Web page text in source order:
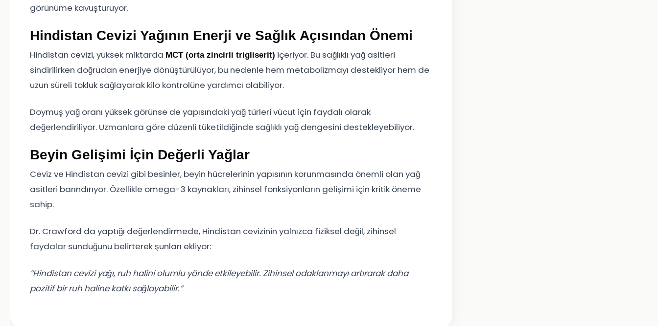
görünüme kavuşturuyor.
Hindistan Cevizi Yağının Enerji ve Sağlık Açısından Önemi
Hindistan cevizi, yüksek miktarda MCT (orta zincirli trigliserit) içeriyor. Bu sağlıklı yağ asitleri
sindirilirken doğrudan enerjiye dönüştürülüyor, bu nedenle hem metabolizmayı destekliyor hem de
uzun süreli tokluk sağlayarak kilo kontrolüne yardımcı olabiliyor.
Doymuş yağ oranı yüksek görünse de yapısındaki yağ türleri vücut için faydalı olarak
değerlendiriliyor. Uzmanlara göre düzenli tüketildiğinde sağlıklı yağ dengesini destekleyebiliyor.
Beyin Gelişimi İçin Değerli Yağlar
Ceviz ve Hindistan cevizi gibi besinler, beyin hücrelerinin yapısının korunmasında önemli olan yağ
asitleri barındırıyor. Özellikle omega-3 kaynakları, zihinsel fonksiyonların gelişimi için kritik öneme
sahip.
Dr. Crawford da yaptığı değerlendirmede, Hindistan cevizinin yalnızca fiziksel değil, zihinsel
faydalar sunduğunu belirterek şunları ekliyor:
“Hindistan cevizi yağı, ruh halini olumlu yönde etkileyebilir. Zihinsel odaklanmayı artırarak daha
pozitif bir ruh haline katkı sağlayabilir.”